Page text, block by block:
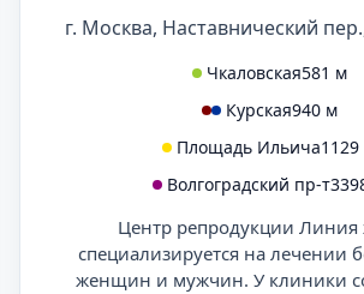
г. Москва, Наставнический
Чкаловская581 м
Курская940 м
Площадь Ильича
Волгоградский пр-т
Центр репродукции
специализируется на лечении
женщин и мужчин. У клиники